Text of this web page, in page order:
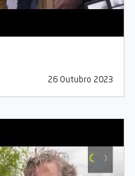
26 Outubro 2023